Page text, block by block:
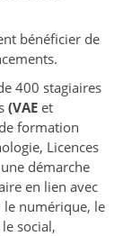
bénéficier de
400 stagiaires
(VAE et
formation
Licences
démarche
en lien avec
le numérique, le
social,